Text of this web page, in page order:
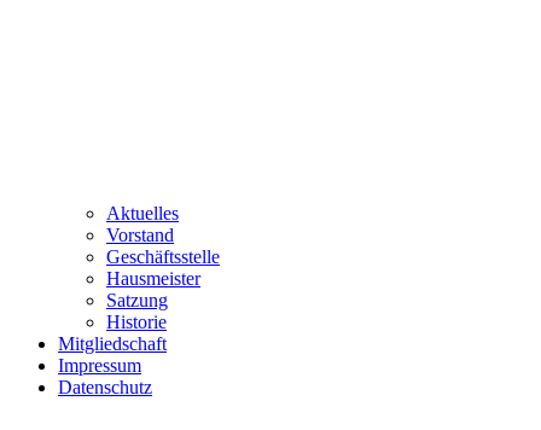
Aktuelles
Vorstand
Geschäftsstelle
Hausmeister
Satzung
Historie
Mitgliedschaft
Impressum
Datenschutz